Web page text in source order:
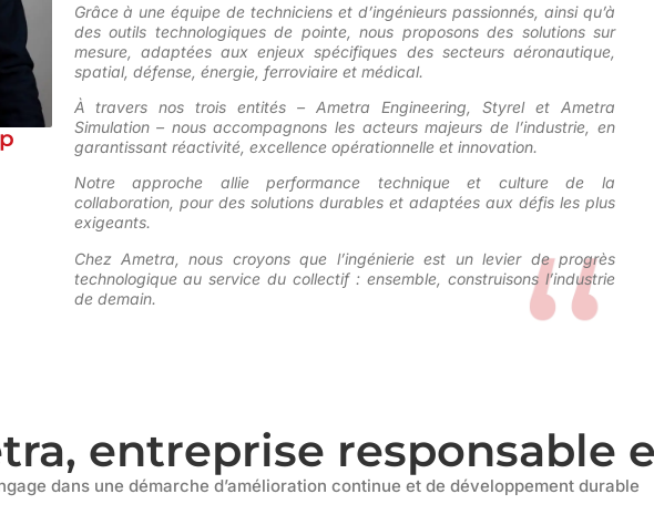
Grâce à une équipe de techniciens et d’ingénieurs passionnés, ainsi qu’à
des outils technologiques de pointe, nous proposons des solutions sur
mesure, adaptées aux enjeux spécifiques des secteurs aéronautique,
spatial, défense, énergie, ferroviaire et médical.
À travers nos trois entités – Ametra Engineering, Styrel et Ametra
Simulation – nous accompagnons les acteurs majeurs de l’industrie, en
garantissant réactivité, excellence opérationnelle et innovation.
Notre approche allie performance technique et culture de la
collaboration, pour des solutions durables et adaptées aux défis les plus
exigeants.
Chez Ametra, nous croyons que l’ingénierie est un levier de progrès
technologique au service du collectif: ensemble, construisons l’industrie
de demain.
entreprise responsable
dans une démarche d’amélioration continue et de développement durable